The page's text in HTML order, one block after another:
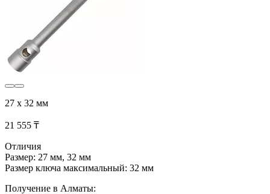
27 х 32 мм
21 555 ₸
Отличия
Размер: 27 мм, 32 мм
Размер ключа максимальный: 32 мм
Получение в Алматы: